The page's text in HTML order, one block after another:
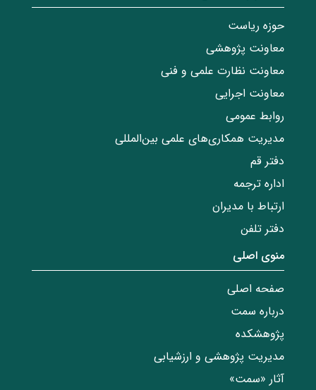
حوزه ریاست
معاونت پژوهشی
معاونت نظارت علمی و فنی
معاونت اجرایی
روابط عمومی
مدیریت همکاری‌های علمی بین‌المللی
دفتر قم
اداره ترجمه
ارتباط با مدیران
دفتر تلفن
منوی اصلی
صفحه اصلی
درباره سمت
پژوهشکده
مدیریت پژوهشی و ارزشیابی
آثار «سمت»